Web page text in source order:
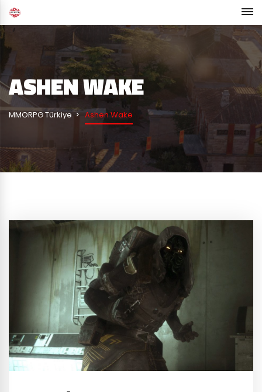
ASHEN WAKE
MMORPG Türkiye Ashen Wake